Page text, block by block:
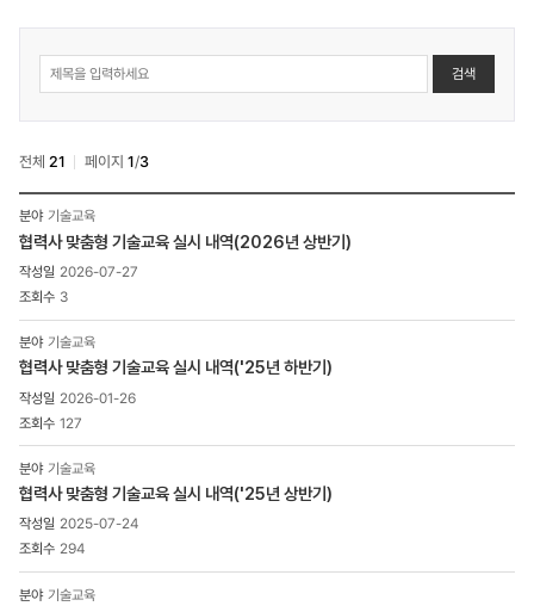
사전정보공표
게시물
검색
검색
전체 21 페이지 1/3
게시물
게시판
상세
목록
-
번호,
제목,
첨부파일
으로
기술교육
협력사 맞춤형 기술교육 실시 내역(2026년 상반기)
2026-07-27
3
기술교육
협력사 맞춤형 기술교육 실시 내역('25년 하반기)
2026-01-26
127
기술교육
협력사 맞춤형 기술교육 실시 내역('25년 상반기)
2025-07-24
294
기술교육